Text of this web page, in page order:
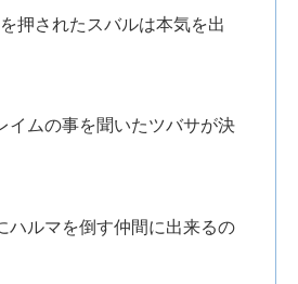
押されたスバルは本気を出
イムの事を聞いたツバサが決
ハルマを倒す仲間に出来るの